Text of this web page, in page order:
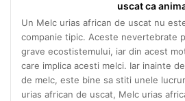
uscat ca
Un Melc urias african de uscat nu
companie tipic. Aceste nevertebrate
grave ecostistemului, iar din acest
care implica acesti melci. Iar inainte
de melc, este bine sa stiti unele
urias african de uscat, Melc urias